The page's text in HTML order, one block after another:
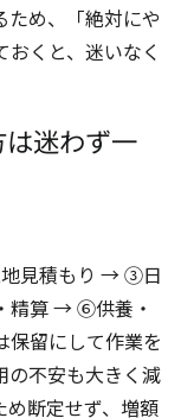
ため、「絶対にや
くと、迷いなく
迷わず一
見積もり → ③日
算 → ⑥供養・
保留にして作業を
の不安も大きく減
め断定せず、増額